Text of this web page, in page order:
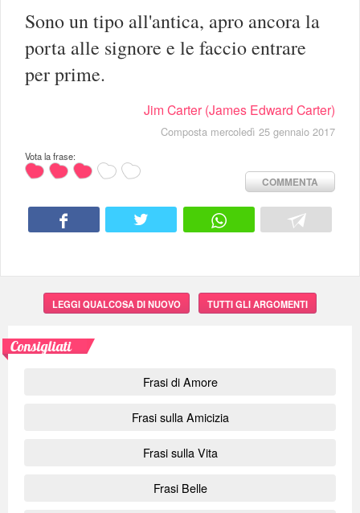
Sono un tipo all'antica, apro ancora la
porta alle signore e le faccio entrare
per prime.
Jim Carter (James Edward Carter)
Composta mercoledì 25 gennaio 2017
Vota la frase:
COMMENTA
LEGGI QUALCOSA DI NUOVO TUTTI GLI ARGOMENTI
Consigliati
Frasi di Amore
Frasi sulla Amicizia
Frasi sulla Vita
Frasi Belle